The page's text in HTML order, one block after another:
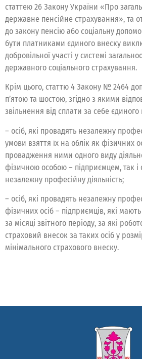
статтею 26 Закону України «Про
державне пенсійне страхування», та
до закону пенсію або соціальну
бути платниками єдиного внеску
добровільної участі у системі
державного соціального страхування.
Крім цього, статтю 4 Закону № 2464
п’ятою та шостою, згідно з якими
звільнення від сплати за себе єдиного
– осіб, які провадять незалежну
умови взяття їх на облік як фізичних
провадження ними одного виду
фізичною особою – підприємцем, так
незалежну професійну діяльність;
– осіб, які провадять незалежну
фізичних осіб – підприємців, які
за місяці звітного періоду, за які
страховий внесок за таких осіб у
мінімального страхового внеску.